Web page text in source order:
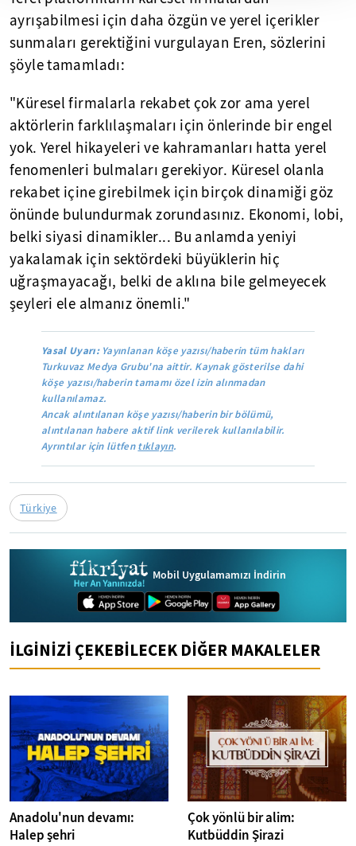
ayrışabilmesi için daha özgün ve yerel içerikler
sunmaları gerektiğini vurgulayan Eren, sözlerini
şöyle tamamladı:
"Küresel firmalarla rekabet çok zor ama yerel
aktörlerin farklılaşmaları için önlerinde bir engel
yok. Yerel hikayeleri ve kahramanları hatta yerel
fenomenleri bulmaları gerekiyor. Küresel olanla
rekabet içine girebilmek için birçok dinamiği göz
önünde bulundurmak zorundasınız. Ekonomi, lobi,
belki siyasi dinamikler... Bu anlamda yeniyi
yakalamak için sektördeki büyüklerin hiç
uğraşmayacağı, belki de aklına bile gelmeyecek
şeyleri ele almanız önemli."
Yasal Uyarı:Yayınlanan köşe yazısı/haberin tüm hakları
Turkuvaz Medya Grubu'na aittir. Kaynak gösterilse dahi
köşe yazısı/haberin tamamı özel izin alınmadan
kullanılamaz.
Ancak alıntılanan köşe yazısı/haberin bir bölümü,
alıntılanan habere aktif link verilerek kullanılabilir.
Ayrıntılar için lütfentıklayın.
Türkiye
Mobil Uygulamamızı İndirin
İLGİNİZİ ÇEKEBİLECEK DİĞER MAKALELER
Anadolu'nun devamı:
Halep şehri
Çok yönlü bir alim:
Kutbüddin Şirazi